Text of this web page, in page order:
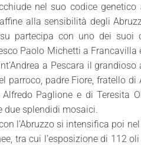
nel suo codice genetico
alla sensibilità degli
partecipa con uno dei suoi
Paolo Michetti a Francavilla
a Pescara il
padre Fiore, fratello di
Paglione e di Teresita
due splendidi mosaici.
l’Abruzzo si intensifica poi
tra cui l’esposizione di 112